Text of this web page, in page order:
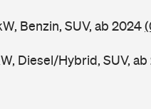
Benzin, SUV, ab 2024
Diesel/Hybrid, SUV,